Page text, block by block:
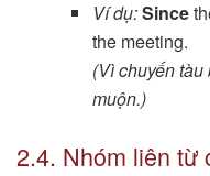
Ví dụ:Since
the meeting.
(Vì chuyến
muộn.)
2.4. Nhóm liên từ